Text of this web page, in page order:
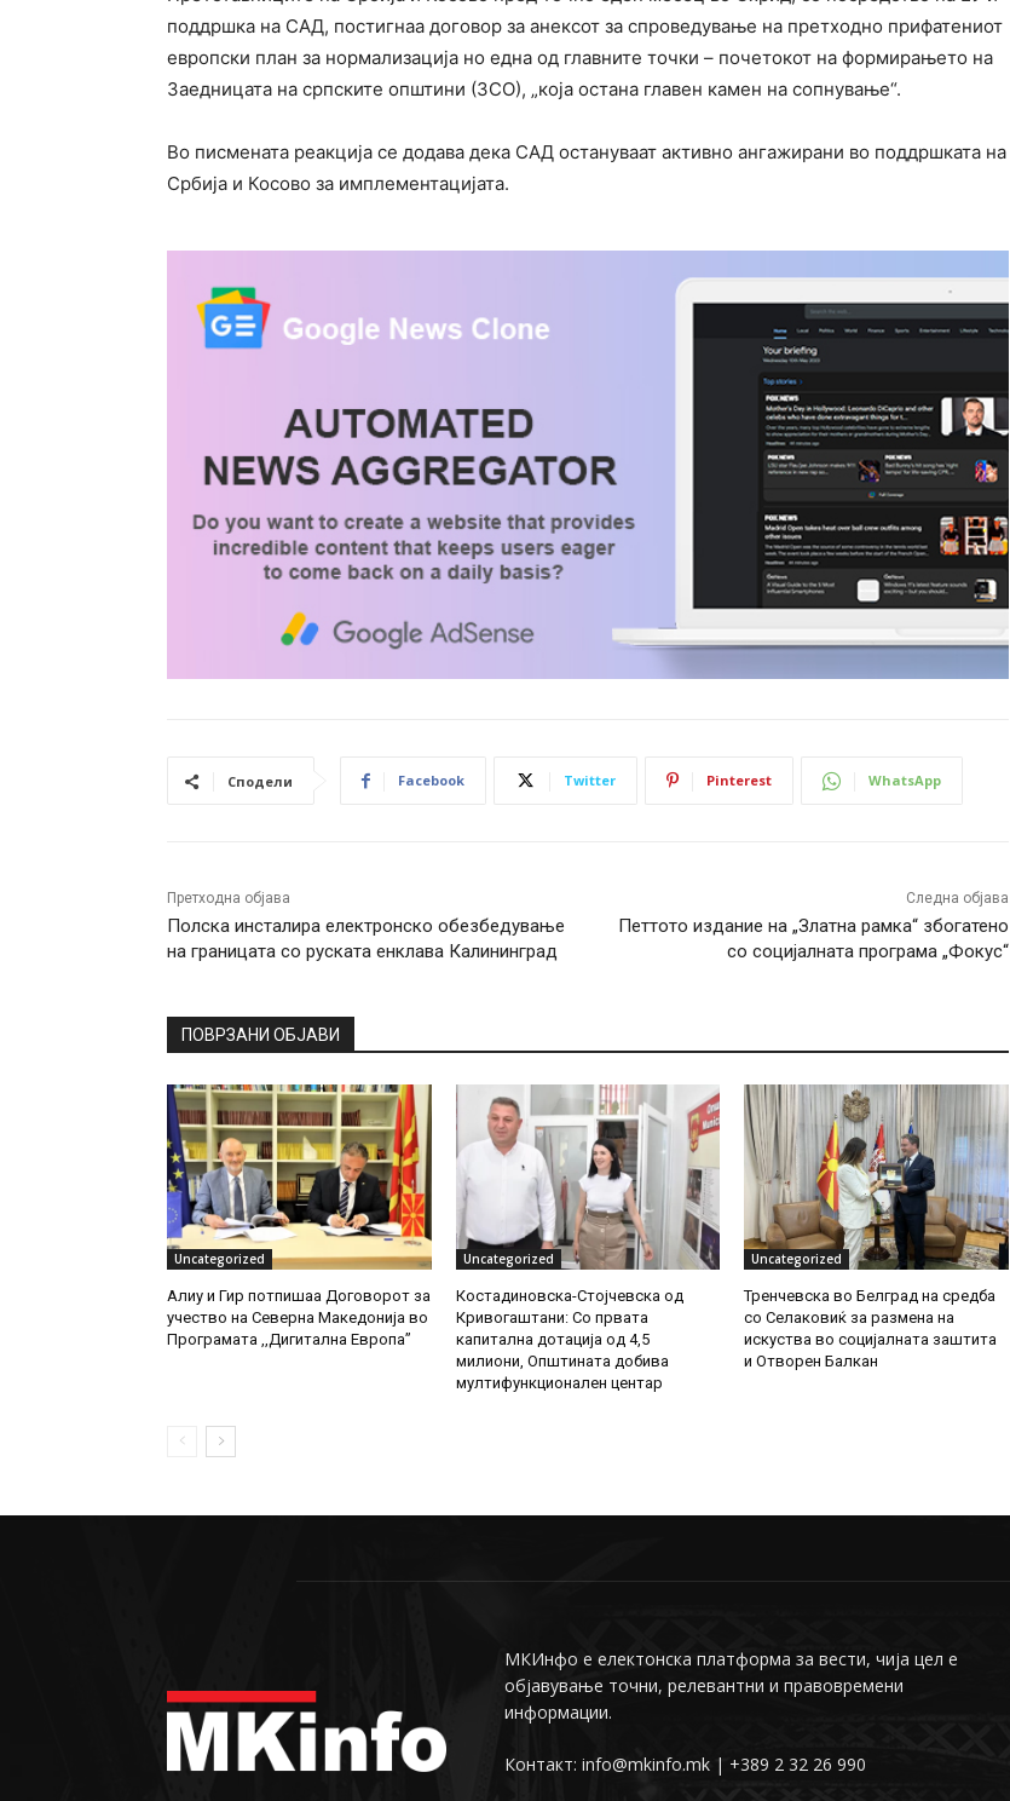
поддршка на САД, постигнаа договор за анексот за спроведување на претходно прифатениот
европски план за нормализација но една од главните точки – почетокот на формирањето на
Заедницата на српските општини (ЗСО), „која остана главен камен на сопнување“.
Во писмената реакција се додава дека САД остануваат активно ангажирани во поддршката на
Србија и Косово за имплементацијата.
Сподели Facebook Twitter Pinterest WhatsApp
Претходна објава
Полска инсталира електронско обезбедување
на границата со руската енклава Калининград
Следна објава
Петтото издание на „Златна рамка“ збогатено
со социјалната програма „Фокус“
ПОВРЗАНИ ОБЈАВИ
Uncategorized
Алиу и Гир потпишаа Договорот за
учество на Северна Македонија во
Програмата ,,Дигитална Европа”
Uncategorized
Костадиновска-Стојчевска од
Кривогаштани: Со првата
капитална дотација од 4,5
милиони, Општината добива
мултифункционален центар
Uncategorized
Тренчевска во Белград на средба
со Селаковиќ за размена на
искуства во социјалната заштита
и Отворен Балкан
МКИнфо е електонска платформа за вести, чија цел е
објавување точни, релевантни и правовремени
информации.
Контакт: info@mkinfo.mk | +389 2 32 26 990